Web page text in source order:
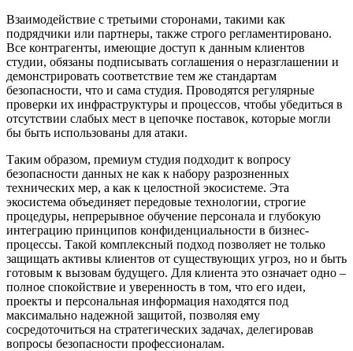
Взаимодействие с третьими сторонами, такими как
подрядчики или партнеры, также строго регламентировано.
Все контрагенты, имеющие доступ к данным клиентов
студии, обязаны подписывать соглашения о неразглашении и
демонстрировать соответствие тем же стандартам
безопасности, что и сама студия. Проводятся регулярные
проверки их инфраструктуры и процессов, чтобы убедиться в
отсутствии слабых мест в цепочке поставок, которые могли
бы быть использованы для атаки.
Таким образом, премиум студия подходит к вопросу
безопасности данных не как к набору разрозненных
технических мер, а как к целостной экосистеме. Эта
экосистема объединяет передовые технологии, строгие
процедуры, непрерывное обучение персонала и глубокую
интеграцию принципов конфиденциальности в бизнес-
процессы. Такой комплексный подход позволяет не только
защищать активы клиентов от существующих угроз, но и быть
готовым к вызовам будущего. Для клиента это означает одно –
полное спокойствие и уверенность в том, что его идеи,
проекты и персональная информация находятся под
максимально надежной защитой, позволяя ему
сосредоточиться на стратегических задачах, делегировав
вопросы безопасности профессионалам.